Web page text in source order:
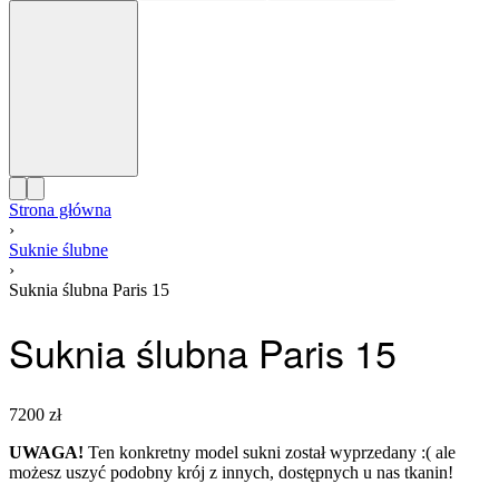
Strona główna
›
Suknie ślubne
›
Suknia ślubna Paris 15
Suknia ślubna Paris 15
7200 zł
UWAGA! Ten konkretny model sukni został wyprzedany :( ale
możesz uszyć podobny krój z innych, dostępnych u nas tkanin!